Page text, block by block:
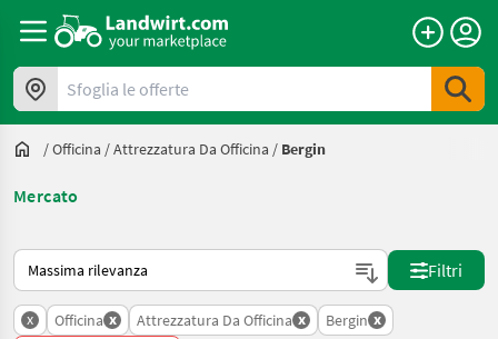
Sfoglia le offerte
/Officina /Attrezzatura Da Officina / Bergin
Mercato
Ecco come viene ordinato su Landwirt.com
Filtri
x Officina x Attrezzatura Da Officina x Bergin x